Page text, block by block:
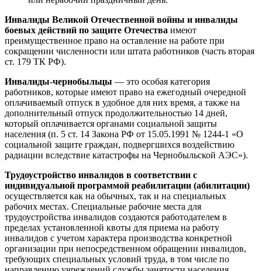
Инвалиды Великой Отечественной войны и инвалиды
боевых действий по защите Отечества имеют
преимущественное право на оставление на работе при
сокращении численности или штата работников (часть вторая
ст. 179 ТК РФ).
Инвалиды-чернобыльцы — это особая категория
работников, которые имеют право на ежегодный очередной
оплачиваемый отпуск в удобное для них время, а также на
дополнительный отпуск продолжительностью 14 дней,
который оплачивается органами социальной защиты
населения (п. 5 ст. 14 Закона РФ от 15.05.1991 № 1244‑1 «О
социальной защите граждан, подвергшихся воздействию
радиации вследствие катастрофы на Чернобыльской АЭС»).
Трудоустройство инвалидов в соответствии с
индивидуальной программой реабилитации (абилитации)
осуществляется как на обычных, так и на специальных
рабочих местах. Специальные рабочие места для
трудоустройства инвалидов создаются работодателем в
пределах установленной квоты для приема на работу
инвалидов с учетом характера производства конкретной
организации при непосредственном обращении инвалидов,
требующих специальных условий труда, в том числе по